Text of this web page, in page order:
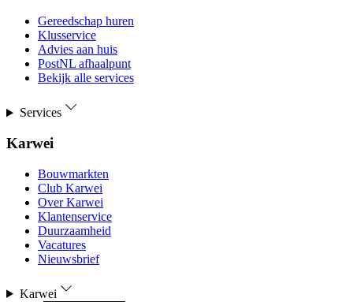
Gereedschap huren
Klusservice
Advies aan huis
PostNL afhaalpunt
Bekijk alle services
Services
Karwei
Bouwmarkten
Club Karwei
Over Karwei
Klantenservice
Duurzaamheid
Vacatures
Nieuwsbrief
Karwei